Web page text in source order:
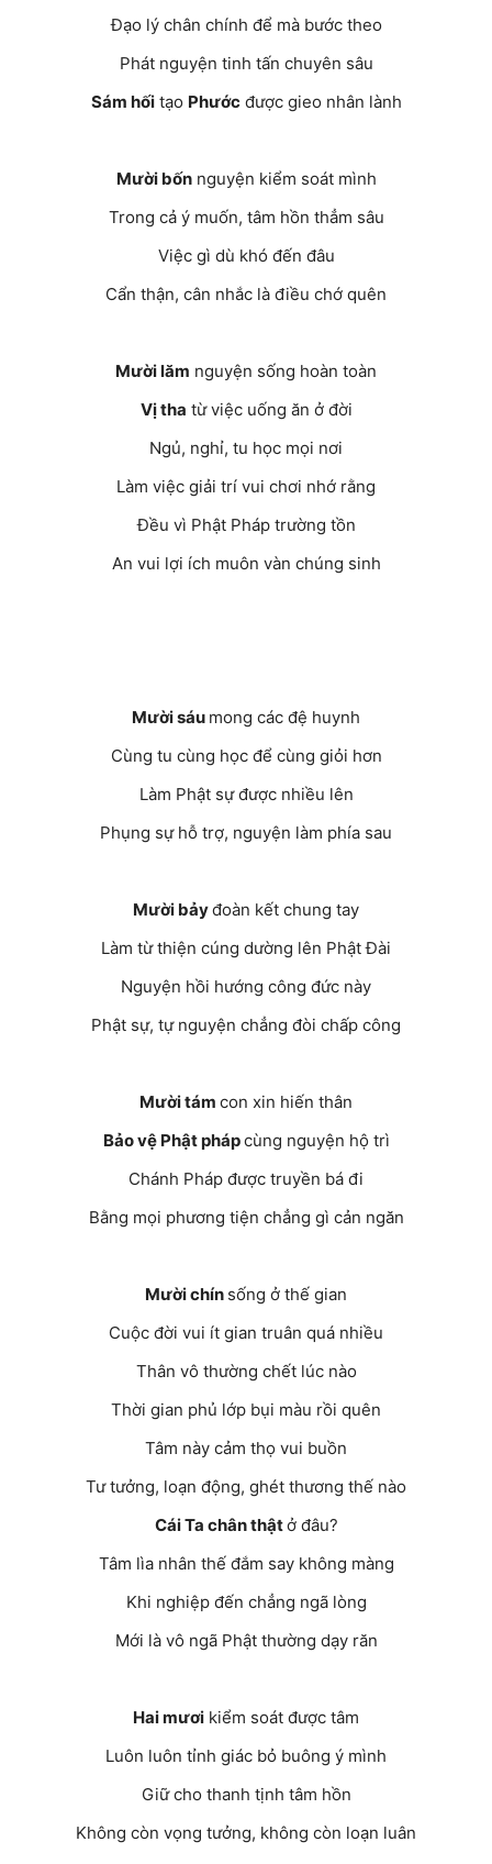
Đạo lý chân chính để mà bước theo
Phát nguyện tinh tấn chuyên sâu
Sám hốitạo Phướcđược gieo nhân lành
Mười bốnnguyện kiểm soát mình
Trong cả ý muốn, tâm hồn thẳm sâu
Việc gì dù khó đến đâu
Cẩn thận, cân nhắc là điều chớ quên
Mười lăm nguyện sống hoàn toàn
Vị tha từ việc uống ăn ở đời
Ngủ, nghỉ, tu học mọi nơi
Làm việc giải trí vui chơi nhớ rằng
Đều vì Phật Pháp trường tồn
An vui lợi ích muôn vàn chúng sinh
Mười sáu mong các đệ huynh
Cùng tu cùng học để cùng giỏi hơn
Làm Phật sự được nhiều lên
Phụng sự hỗ trợ, nguyện làm phía sau
Mười bảyđoàn kết chung tay
Làm từ thiện cúng dường lên Phật Đài
Nguyện hồi hướng công đức này
Phật sự, tự nguyện chẳng đòi chấp công
Mười tám con xin hiến thân
Bảo vệ Phật phápcùng nguyện hộ trì
Chánh Pháp được truyền bá đi
Bằng mọi phương tiện chẳng gì cản ngăn
Mười chín sống ở thế gian
Cuộc đời vui ít gian truân quá nhiều
Thân vô thường chết lúc nào
Thời gian phủ lớp bụi màu rồi quên
Tâm này cảm thọ vui buồn
Tư tưởng, loạn động, ghét thương thế nào
Cái Ta chân thậtở đâu?
Tâm lìa nhân thế đắm say không màng
Khi nghiệp đến chẳng ngã lòng
Mới là vô ngã Phật thường dạy răn
Hai mươi kiểm soát được tâm
Luôn luôn tỉnh giác bỏ buông ý mình
Giữ cho thanh tịnh tâm hồn
Không còn vọng tưởng, không còn loạn luân